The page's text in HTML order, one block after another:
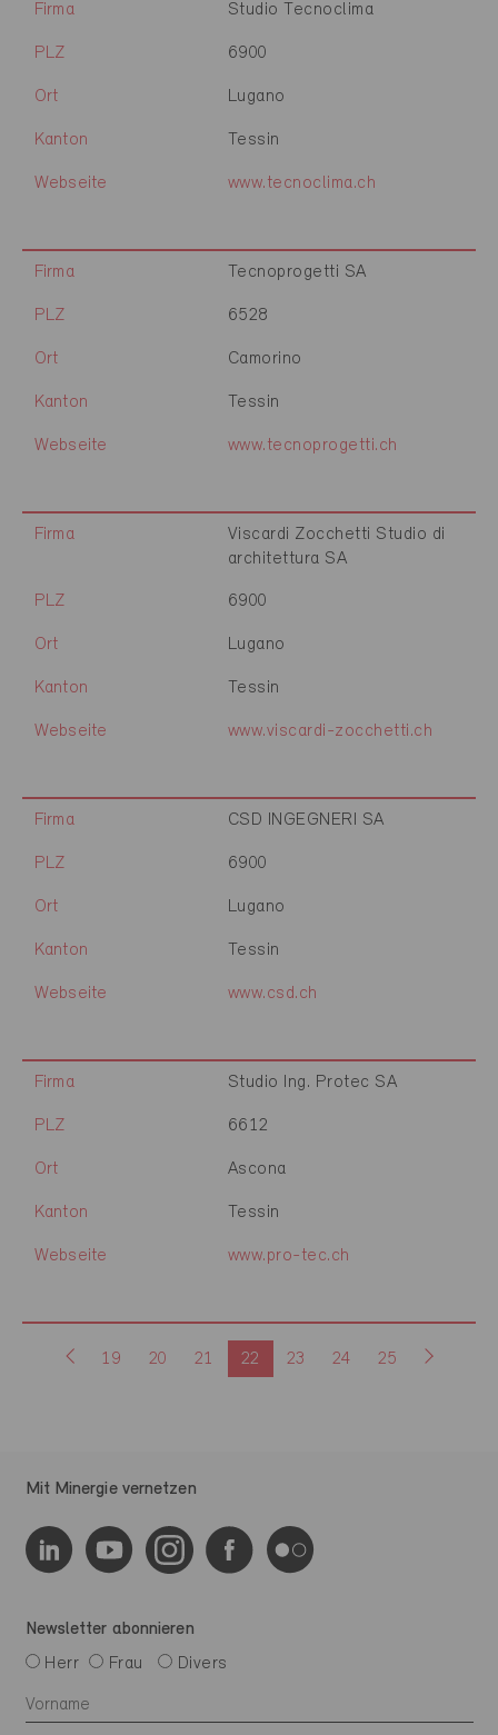
Firma Studio Tecnoclima
PLZ 6900
Ort Lugano
Kanton Tessin
Webseite www.tecnoclima.ch
Firma Tecnoprogetti SA
PLZ 6528
Ort Camorino
Kanton Tessin
Webseite www.tecnoprogetti.ch
Firma
Viscardi Zocchetti Studio di
architettura SA
PLZ 6900
Ort Lugano
Kanton Tessin
Webseite www.viscardi-zocchetti.ch
Firma CSD INGEGNERI SA
PLZ 6900
Ort Lugano
Kanton Tessin
Webseite www.csd.ch
Firma Studio Ing. Protec SA
PLZ 6612
Ort Ascona
Kanton Tessin
Webseite www.pro-tec.ch
19 20 21 22 23 24 25
Mit Minergie vernetzen
Newsletter abonnieren
Herr
Frau Divers